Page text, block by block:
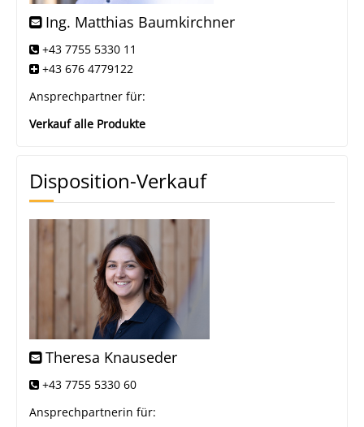
Ing. Matthias Baumkirchner
+43 7755 5330 11
+43 676 4779122
Ansprechpartner für:
Verkauf alle Produkte
Disposition-Verkauf
Theresa Knauseder
+43 7755 5330 60
Ansprechpartnerin für: